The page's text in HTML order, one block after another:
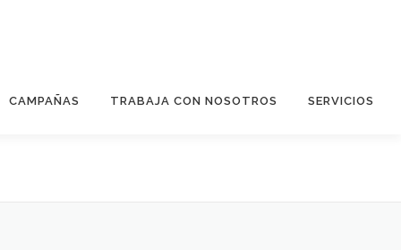
CAMPAÑAS TRABAJA CON NOSOTROS SERVICIOS